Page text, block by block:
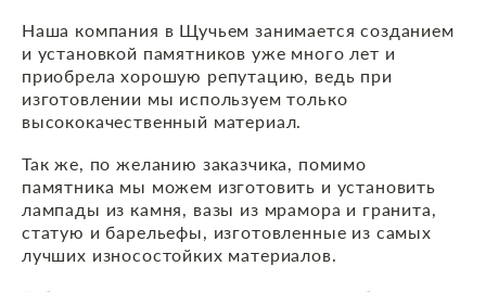
Наша компания в Щучьем занимается созданием
и установкой памятников уже много лет и
приобрела хорошую репутацию, ведь при
изготовлении мы используем только
высококачественный материал.
Так же, по желанию заказчика, помимо
памятника мы можем изготовить и установить
лампады из камня, вазы из мрамора и гранита,
статую и барельефы, изготовленные из самых
лучших износостойких материалов.